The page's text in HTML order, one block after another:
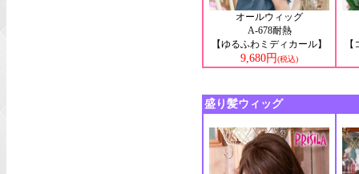
オールウィッグ
A-678耐熱
【ゆるふわミディカール】
9,680円(税込)
盛り髪ウィッグ